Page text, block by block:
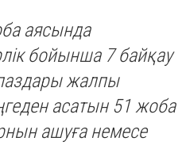
аясында
бойынша 7 байқау
жалпы
асатын 51 жоба
ашуға немесе